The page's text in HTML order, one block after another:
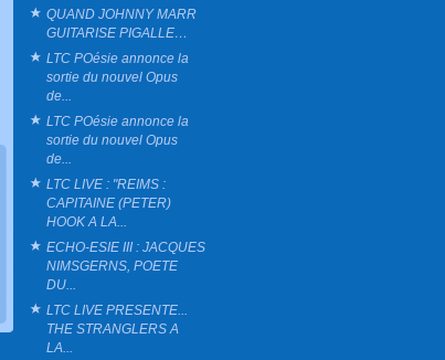
QUAND JOHNNY MARR
GUITARISE PIGALLE…
LTC POésie annonce la
sortie du nouvel Opus
de...
LTC POésie annonce la
sortie du nouvel Opus
de...
LTC LIVE : "REIMS :
CAPITAINE (PETER)
HOOK A LA...
ECHO-ESIE III : JACQUES
NIMSGERNS, POETE
DU...
LTC LIVE PRESENTE...
THE STRANGLERS A
LA...